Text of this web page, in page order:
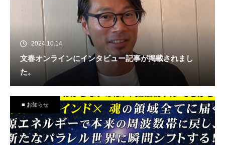
2024.10.14
文春オンラインにインタビュー記事が掲載されまし
た。
■ お知らせ